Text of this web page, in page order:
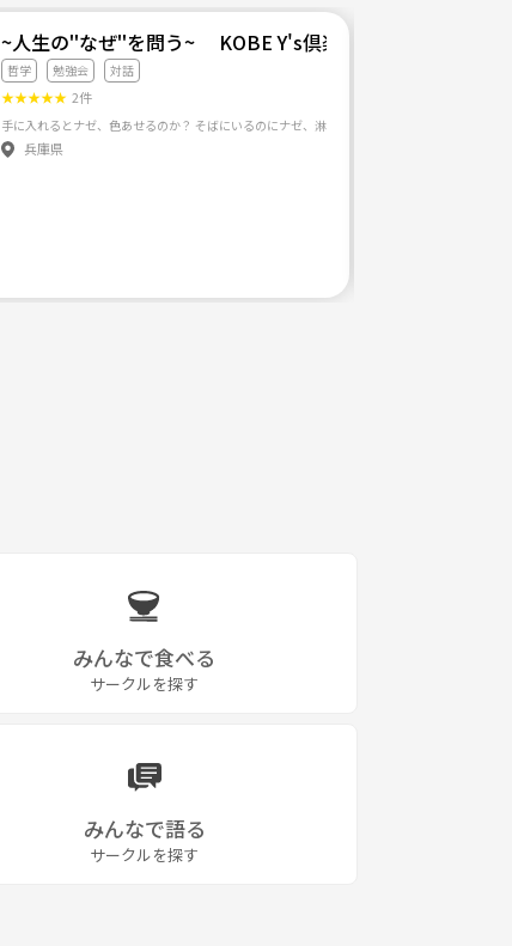
~人生の''なぜ''を問う~ KOBE Y's倶楽部
哲学 勉強会 対話
★★★★★ 2件
兵庫県
みんなで食べる
サークルを探す
みんなで語る
サークルを探す